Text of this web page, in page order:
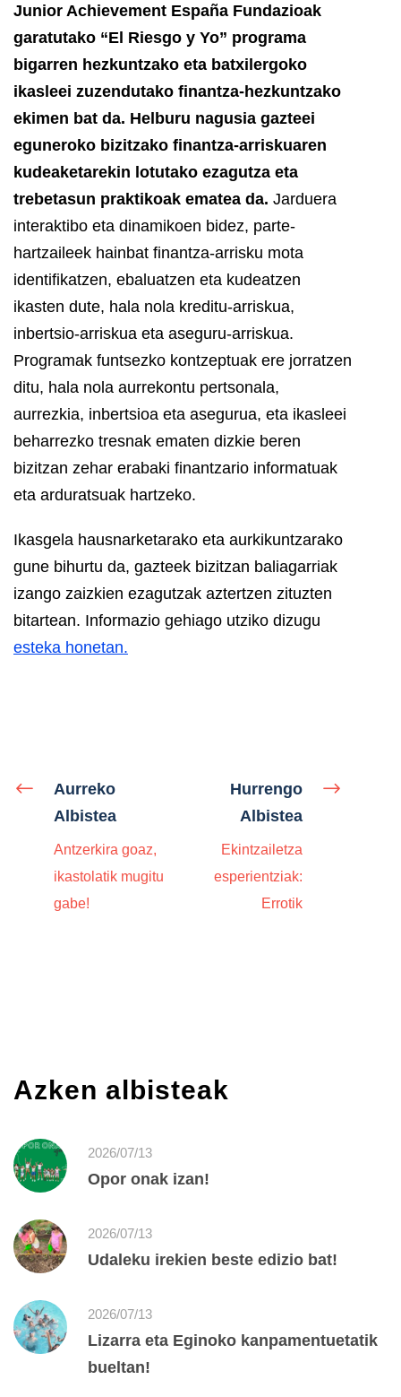
Junior Achievement España Fundazioak
garatutako “El Riesgo y Yo” programa
bigarren hezkuntzako eta batxilergoko
ikasleei zuzendutako finantza-hezkuntzako
ekimen bat da. Helburu nagusia gazteei
eguneroko bizitzako finantza-arriskuaren
kudeaketarekin lotutako ezagutza eta
trebetasun praktikoak ematea da. Jarduera
interaktibo eta dinamikoen bidez, parte-
hartzaileek hainbat finantza-arrisku mota
identifikatzen, ebaluatzen eta kudeatzen
ikasten dute, hala nola kreditu-arriskua,
inbertsio-arriskua eta aseguru-arriskua.
Programak funtsezko kontzeptuak ere jorratzen
ditu, hala nola aurrekontu pertsonala,
aurrezkia, inbertsioa eta asegurua, eta ikasleei
beharrezko tresnak ematen dizkie beren
bizitzan zehar erabaki finantzario informatuak
eta arduratsuak hartzeko.
Ikasgela hausnarketarako eta aurkikuntzarako
gune bihurtu da, gazteek bizitzan baliagarriak
izango zaizkien ezagutzak aztertzen zituzten
bitartean. Informazio gehiago utziko dizugu
esteka honetan.
Aurreko
Albistea
Antzerkira goaz,
ikastolatik mugitu
gabe!
Hurrengo
Albistea
Ekintzailetza
esperientziak:
Errotik
Azken albisteak
2026/07/13
Opor onak izan!
2026/07/13
Udaleku irekien beste edizio bat!
2026/07/13
Lizarra eta Eginoko kanpamentuetatik
bueltan!